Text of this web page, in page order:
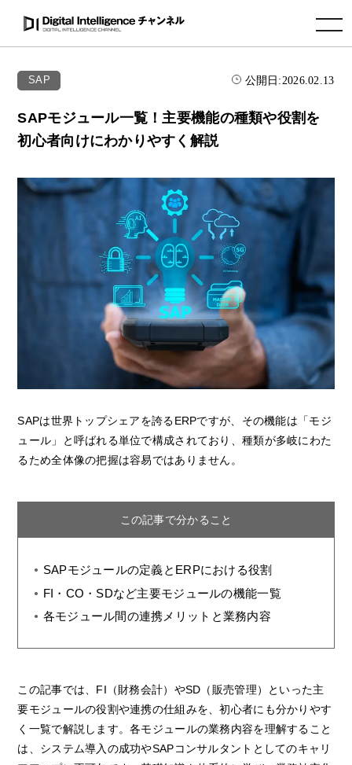
toggle navigation
SAP 公開日:2026.02.13
SAPモジュール一覧！主要機能の種類や役割を
初心者向けにわかりやすく解説
SAPは世界トップシェアを誇るERPですが、その機能は「モジ
ュール」と呼ばれる単位で構成されており、種類が多岐にわた
るため全体像の把握は容易ではありません。
この記事で分かること
SAPモジュールの定義とERPにおける役割
FI・CO・SDなど主要モジュールの機能一覧
各モジュール間の連携メリットと業務内容
この記事では、FI（財務会計）やSD（販売管理）といった主
要モジュールの役割や連携の仕組みを、初心者にも分かりやす
く一覧で解説します。各モジュールの業務内容を理解すること
は、システム導入の成功やSAPコンサルタントとしてのキャリ